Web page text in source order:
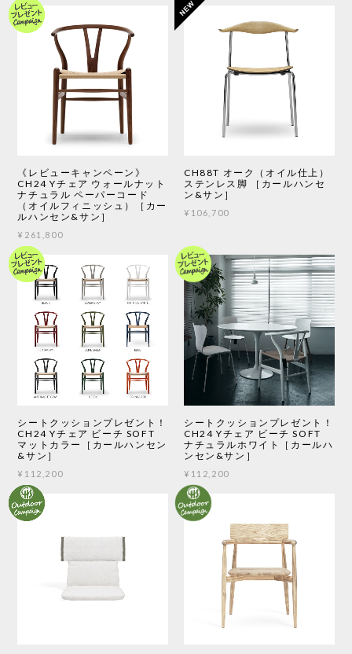
《レビューキャンペーン》
CH24 Yチェア ウォールナット
ナチュラル ペーパーコード
（オイルフィニッシュ）［カー
ルハンセン&サン］
¥261,800
CH88T オーク（オイル仕上）
ステンレス脚 ［カールハンセ
ン&サン］
¥106,700
シートクッションプレゼント！
CH24 Yチェア ビーチ SOFT
マットカラー［カールハンセン
&サン］
¥112,200
シートクッションプレゼント！
CH24 Yチェア ビーチ SOFT
ナチュラルホワイト［カールハ
ンセン&サン］
¥112,200